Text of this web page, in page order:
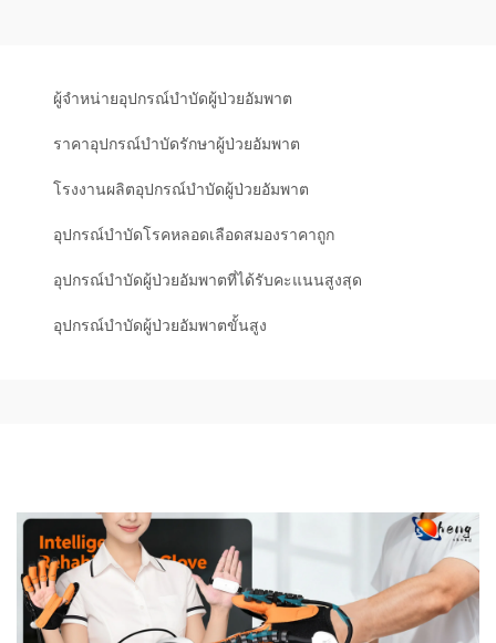
ผู้จำหน่ายอุปกรณ์บำบัดผู้ป่วยอัมพาต
ราคาอุปกรณ์บำบัดรักษาผู้ป่วยอัมพาต
โรงงานผลิตอุปกรณ์บำบัดผู้ป่วยอัมพาต
อุปกรณ์บำบัดโรคหลอดเลือดสมองราคาถูก
อุปกรณ์บำบัดผู้ป่วยอัมพาตที่ได้รับคะแนนสูงสุด
อุปกรณ์บำบัดผู้ป่วยอัมพาตขั้นสูง